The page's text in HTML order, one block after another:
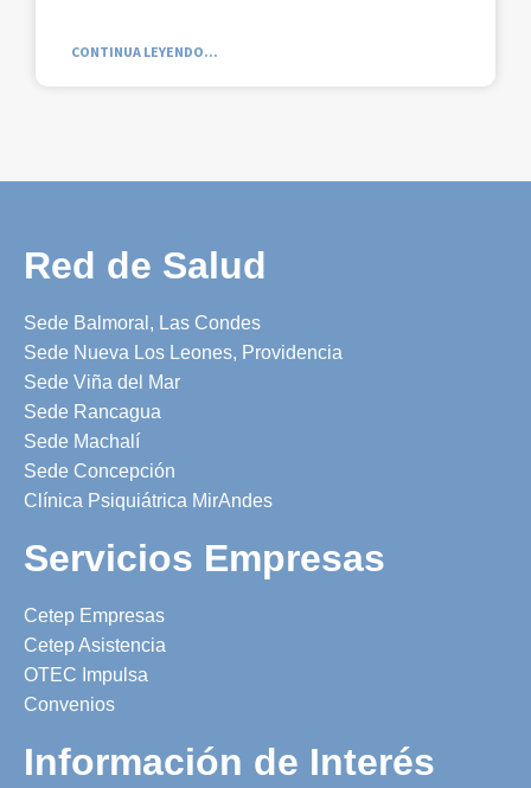
CONTINUA LEYENDO...
Red de Salud
Sede Balmoral, Las Condes
Sede Nueva Los Leones, Providencia
Sede Viña del Mar
Sede Rancagua
Sede Machalí
Sede Concepción
Clínica Psiquiátrica MirAndes
Servicios Empresas
Cetep Empresas
Cetep Asistencia
OTEC Impulsa
Convenios
Información de Interés